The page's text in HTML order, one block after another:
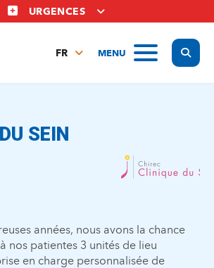
URGENCES
MENU
FR
SEIN
années, nous avons la chance
nos patientes 3 unités de lieu
en charge personnalisée de